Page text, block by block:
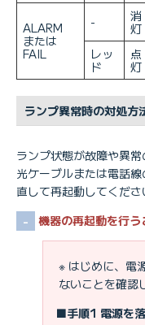
ALARM
または
FAIL
-
消
灯
レッ
ド
点
灯
ランプ異常時の対処方
ランプ状態が故障や異
光ケーブルまたは電話
直して再起動してくださ
機器の再起動を行う
※ はじめに、電
ないことを確認
■手順1 電源を